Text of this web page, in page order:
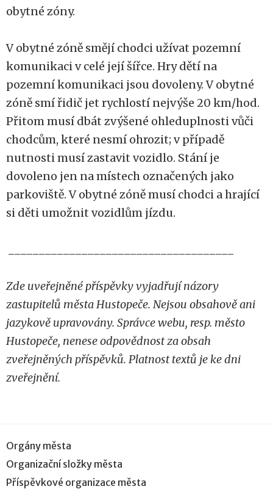
obytné zóny.
V obytné zóně smějí chodci užívat pozemní
komunikaci v celé její šířce. Hry dětí na
pozemní komunikaci jsou dovoleny. V obytné
zóně smí řidič jet rychlostí nejvýše 20 km/hod.
Přitom musí dbát zvýšené ohleduplnosti vůči
chodcům, které nesmí ohrozit; v případě
nutnosti musí zastavit vozidlo. Stání je
dovoleno jen na místech označených jako
parkoviště. V obytné zóně musí chodci a hrající
si děti umožnit vozidlům jízdu.
Zde uveřejněné příspěvky vyjadřují názory
zastupitelů města Hustopeče. Nejsou obsahově ani
jazykově upravovány. Správce webu, resp. město
Hustopeče, nenese odpovědnost za obsah
zveřejněných příspěvků. Platnost textů je ke dni
zveřejnění.
Orgány města
Organizační složky města
Příspěvkové organizace města